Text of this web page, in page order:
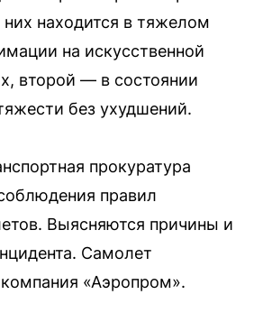
находится в тяжелом
на искусственной
второй — в состоянии
без ухудшений.
прокуратура
правил
Выясняются причины и
Самолет
«Аэропром».